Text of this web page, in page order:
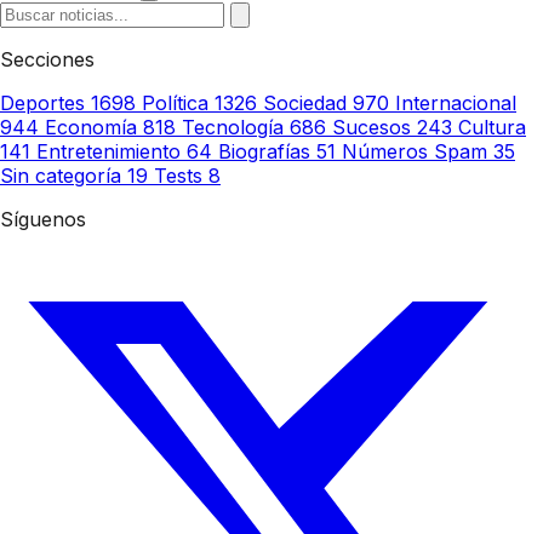
Secciones
Deportes 1698 Política 1326 Sociedad 970 Internacional
944 Economía 818 Tecnología 686 Sucesos 243 Cultura
141 Entretenimiento 64 Biografías 51 Números Spam 35
Sin categoría 19 Tests 8
Síguenos